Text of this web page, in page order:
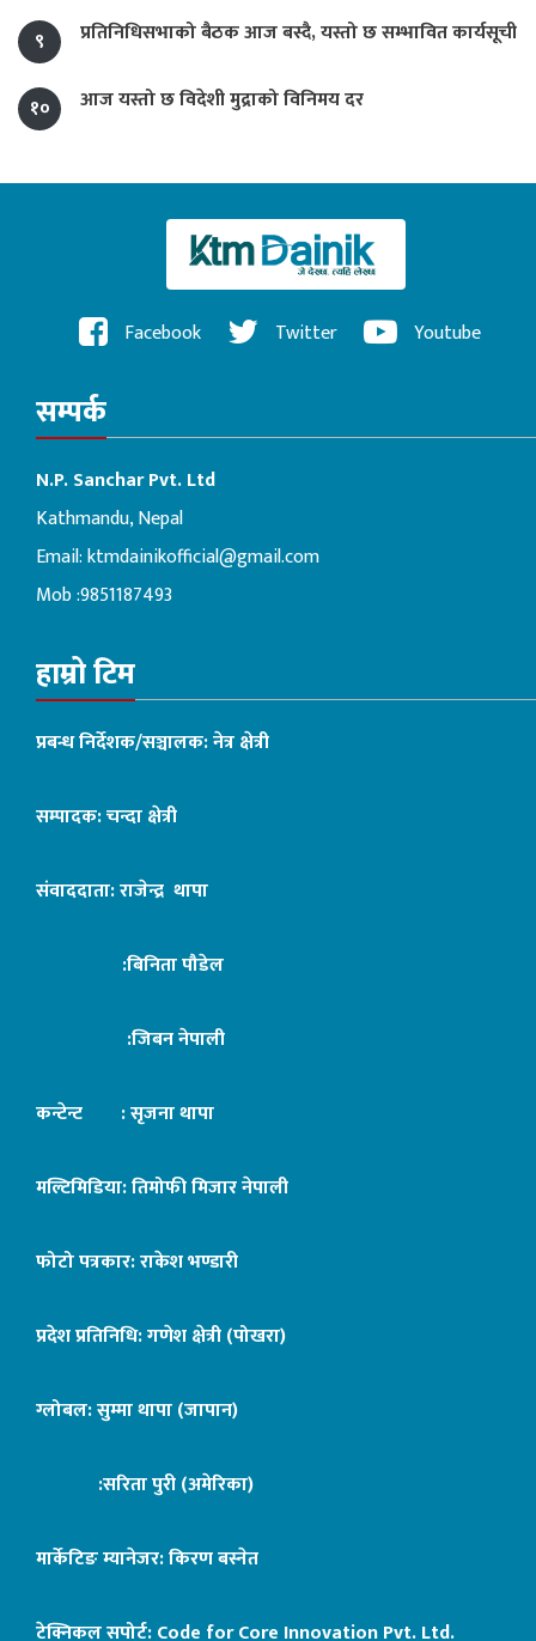
९
प्रतिनिधिसभाको बैठक आज बस्दै, यस्तो छ सम्भावित कार्यसूची
१० आज यस्तो छ विदेशी मुद्राको विनिमय दर
Facebook Twitter Youtube
सम्पर्क
N.P. Sanchar Pvt. Ltd
Kathmandu, Nepal
Email:ktmdainikofficial@gmail.com
Mob :9851187493
हाम्रो टिम
प्रबन्ध निर्देशक/सञ्चालक: नेत्र क्षेत्री
सम्पादक: चन्दा क्षेत्री
संवाददाता: राजेन्द्र थापा
:बिनिता पौडेल
:जिबन नेपाली
कन्टेन्ट : सृजना थापा
मल्टिमिडिया: तिमोफी मिजार नेपाली
फोटो पत्रकार: राकेश भण्डारी
प्रदेश प्रतिनिधि: गणेश क्षेत्री (पोखरा)
ग्लोबल: सुम्मा थापा (जापान)
:सरिता पुरी (अमेरिका)
मार्केटिङ म्यानेजर: किरण बस्नेत
टेक्निकल सपोर्ट:Code for Core Innovation Pvt. Ltd.